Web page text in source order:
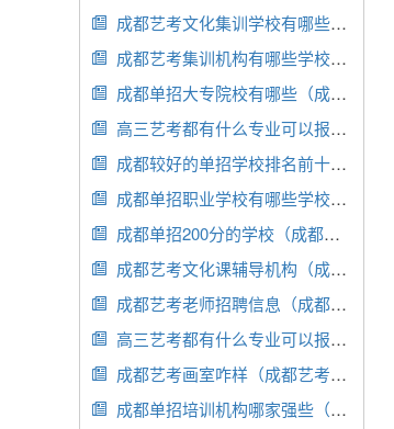
 成都艺考文化集训学校有哪些（成都艺术生文化集训学校）
 成都艺考集训机构有哪些学校（成都艺考的集训校区）
 成都单招大专院校有哪些（成都单招大专院校有哪些学校）
 高三艺考都有什么专业可以报（高三报考艺术生来得及吗）
 成都较好的单招学校排名前十（成都单招大学排行榜）
 成都单招职业学校有哪些学校好（成都单招学校有那些）
 成都单招200分的学校（成都单招多少分录取分数线）
 成都艺考文化课辅导机构（成都艺考文化课辅导机构有哪些）
 成都艺考老师招聘信息（成都艺考学校招聘）
 高三艺考都有什么专业可以报（高三艺考都有什么专业可以报名）
 成都艺考画室咋样（成都艺考画室光华校区）
 成都单招培训机构哪家强些（成都单招培训机构哪个好）